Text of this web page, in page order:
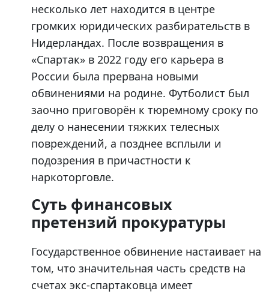
несколько лет находится в центре
громких юридических разбирательств в
Нидерландах. После возвращения в
«Спартак» в 2022 году его карьера в
России была прервана новыми
обвинениями на родине. Футболист был
заочно приговорён к тюремному сроку по
делу о нанесении тяжких телесных
повреждений, а позднее всплыли и
подозрения в причастности к
наркоторговле.
Суть финансовых
претензий прокуратуры
Государственное обвинение настаивает на
том, что значительная часть средств на
счетах экс-спартаковца имеет